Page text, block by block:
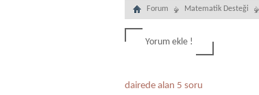
Forum Matematik Desteği
Yorum ekle !
dairede alan 5 soru